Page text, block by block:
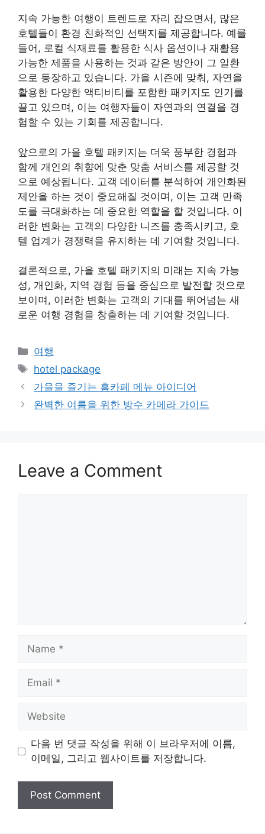
지속 가능한 여행이 트렌드로 자리 잡으면서, 많은
호텔들이 환경 친화적인 선택지를 제공합니다. 예를
들어, 로컬 식재료를 활용한 식사 옵션이나 재활용
가능한 제품을 사용하는 것과 같은 방안이 그 일환
으로 등장하고 있습니다. 가을 시즌에 맞춰, 자연을
활용한 다양한 액티비티를 포함한 패키지도 인기를
끌고 있으며, 이는 여행자들이 자연과의 연결을 경
험할 수 있는 기회를 제공합니다.
앞으로의 가을 호텔 패키지는 더욱 풍부한 경험과
함께 개인의 취향에 맞춘 맞춤 서비스를 제공할 것
으로 예상됩니다. 고객 데이터를 분석하여 개인화된
제안을 하는 것이 중요해질 것이며, 이는 고객 만족
도를 극대화하는 데 중요한 역할을 할 것입니다. 이
러한 변화는 고객의 다양한 니즈를 충족시키고, 호
텔 업계가 경쟁력을 유지하는 데 기여할 것입니다.
결론적으로, 가을 호텔 패키지의 미래는 지속 가능
성, 개인화, 지역 경험 등을 중심으로 발전할 것으로
보이며, 이러한 변화는 고객의 기대를 뛰어넘는 새
로운 여행 경험을 창출하는 데 기여할 것입니다.
Categories
여행
Tags
hotel package
가을을 즐기는 홈카페 메뉴 아이디어
완벽한 여름을 위한 방수 카메라 가이드
Leave a Comment
Name
Email
Website
다음 번 댓글 작성을 위해 이 브라우저에 이름,
이메일, 그리고 웹사이트를 저장합니다.